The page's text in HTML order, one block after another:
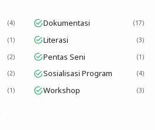
4 Dokumentasi 17
1 Literasi 3
2 Pentas Seni 1
2 Sosialisasi Program 4
1 Workshop 3